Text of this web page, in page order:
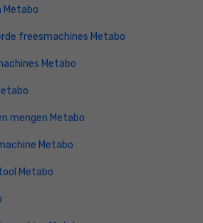
Metabo
freesmachines Metabo
Metabo
mengen Metabo
Metabo
Metabo